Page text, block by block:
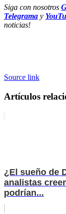
Siga con nosotros
Telegrama y
noticias!
Source link
Artículos
¿El sueño de
analistas
podrían...